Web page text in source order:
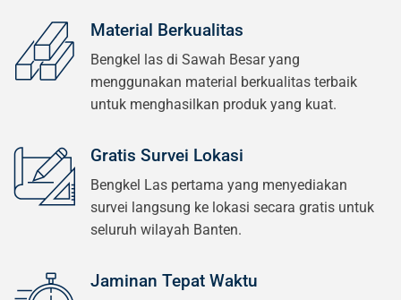
Material Berkualitas
Bengkel las di Sawah Besar yang
menggunakan material berkualitas terbaik
untuk menghasilkan produk yang kuat.
Gratis Survei Lokasi
Bengkel Las pertama yang menyediakan
survei langsung ke lokasi secara gratis untuk
seluruh wilayah Banten.
Jaminan Tepat Waktu